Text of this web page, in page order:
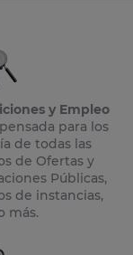
y Empleo
para los
de todas las
de Ofertas y
Públicas,
de instancias,
más.